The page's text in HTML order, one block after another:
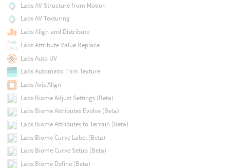
Labs AV Structure from Motion
Labs AV Texturing
Labs Align and Distribute
Labs Attribute Value Replace
Labs Auto UV
Labs Automatic Trim Texture
Labs Axis Align
Labs Biome Adjust Settings (Beta)
Labs Biome Attributes Evolve (Beta)
Labs Biome Attributes to Terrain (Beta)
Labs Biome Curve Label (Beta)
Labs Biome Curve Setup (Beta)
Labs Biome Define (Beta)